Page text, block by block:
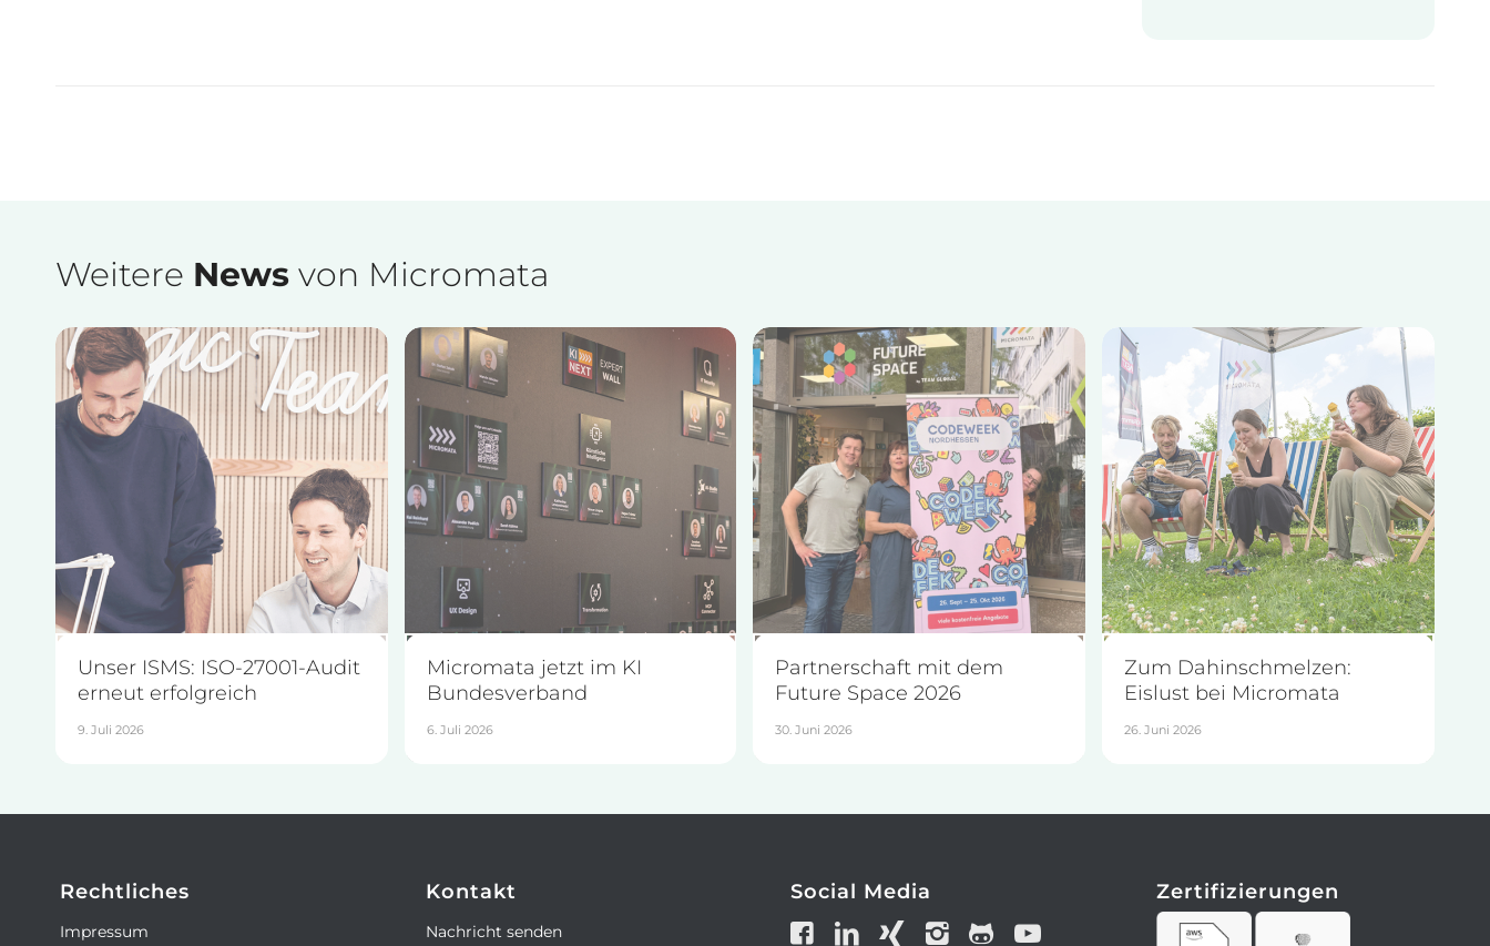
Weitere News von Micromata
Unser ISMS: ISO-27001-Audit
erneut erfolgreich
9. Juli 2026
Micromata jetzt im KI
Bundesverband
6. Juli 2026
Partnerschaft mit dem
Future Space 2026
30. Juni 2026
Zum Dahinschmelzen:
Eislust bei Micromata
26. Juni 2026
Rechtliches
Impressum
Kontakt
Nachricht senden
Social Media Zertifizierungen